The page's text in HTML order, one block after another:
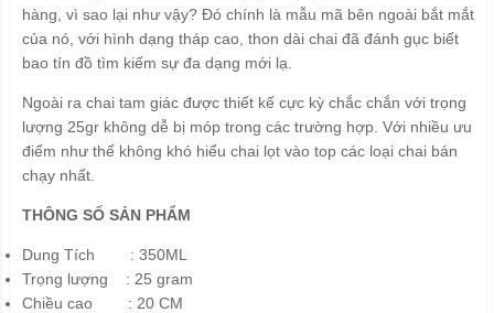
hàng, vì sao lại như vậy? Đó chính là mẫu mã bên ngoài bắt mắt
của nó, với hình dạng tháp cao, thon dài chai đã đánh gục biết
bao tín đồ tìm kiếm sự đa dạng mới lạ.
Ngoài ra chai tam giác được thiết kế cực kỳ chắc chắn với trọng
lượng 25gr không dễ bị móp trong các trường hợp. Với nhiều ưu
điểm như thế không khó hiểu chai lọt vào top các loại chai bán
chạy nhất.
THÔNG SỐ SẢN PHẨM
Dung Tích : 350ML
Trọng lượng : 25 gram
Chiều cao : 20 CM